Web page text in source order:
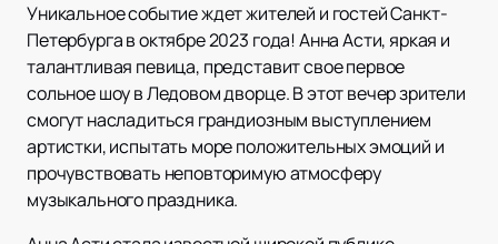
Уникальное событие ждет жителей и гостей Санкт-
Петербурга в октябре 2023 года! Анна Асти, яркая и
талантливая певица, представит свое первое
сольное шоу в Ледовом дворце. В этот вечер зрители
смогут насладиться грандиозным выступлением
артистки, испытать море положительных эмоций и
прочувствовать неповторимую атмосферу
музыкального праздника.